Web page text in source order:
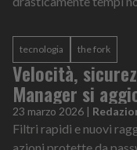
tecnologia the fork
Velocità,
Manager si
23 marzo 2026 |
Filtri rapidi e nuovi